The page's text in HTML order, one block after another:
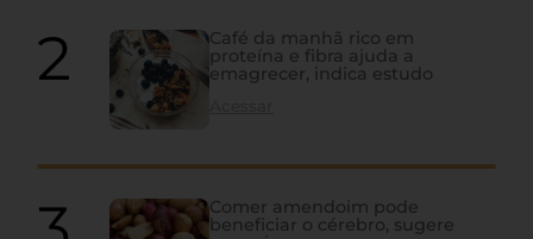
Café da manhã rico em
proteína e fibra ajuda a
emagrecer, indica estudo
Comer amendoim pode
beneficiar o cérebro, sugere